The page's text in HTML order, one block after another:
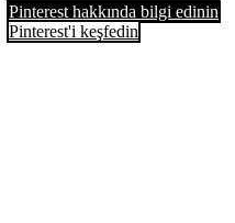
Pinterest hakkında bilgi edinin
Pinterest'i keşfedin